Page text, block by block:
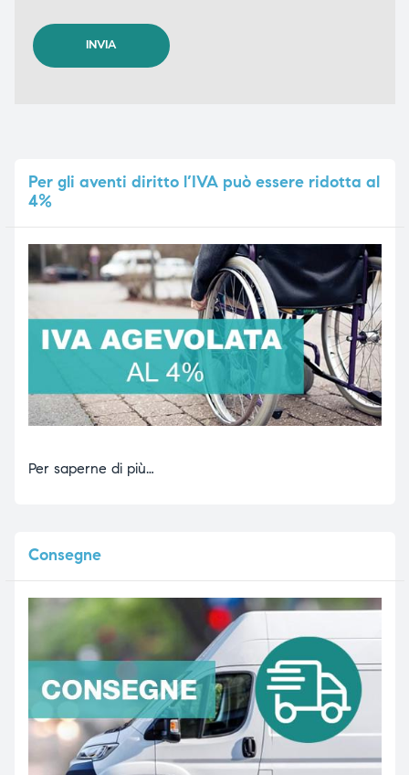
Pergli aventi diritto l’IVA può essere ridotta al
4%
Per saperne di più…
Consegne